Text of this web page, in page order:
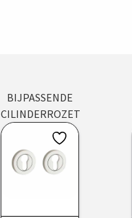
BIJPASSENDE
CILINDERROZET